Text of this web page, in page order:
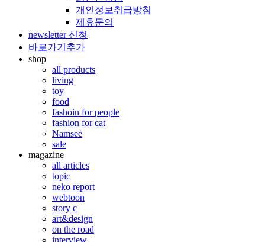
개인정보취급방침
제휴문의
newsletter 신청
바로가기추가
shop
all products
living
toy
food
fashoin for people
fashion for cat
Namsee
sale
magazine
all articles
topic
neko report
webtoon
story c
art&design
on the road
interview